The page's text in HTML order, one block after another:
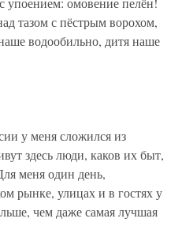
тазом с пёстрым ворохом,
водообильно, дитя наше
у меня сложился из
здесь люди, каков их быт,
меня один день,
рынке, улицах и в гостях у
чем даже самая лучшая